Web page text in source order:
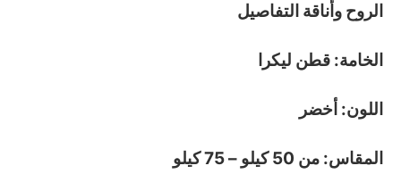
الروح وأناقة التفاصيل
الخامة: قطن ليكرا
اللون: أخضر
المقاس: من 50 كيلو – 75 كيلو